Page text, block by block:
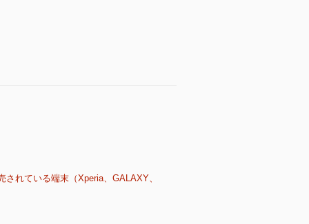
れている端末（Xperia、GALAXY、